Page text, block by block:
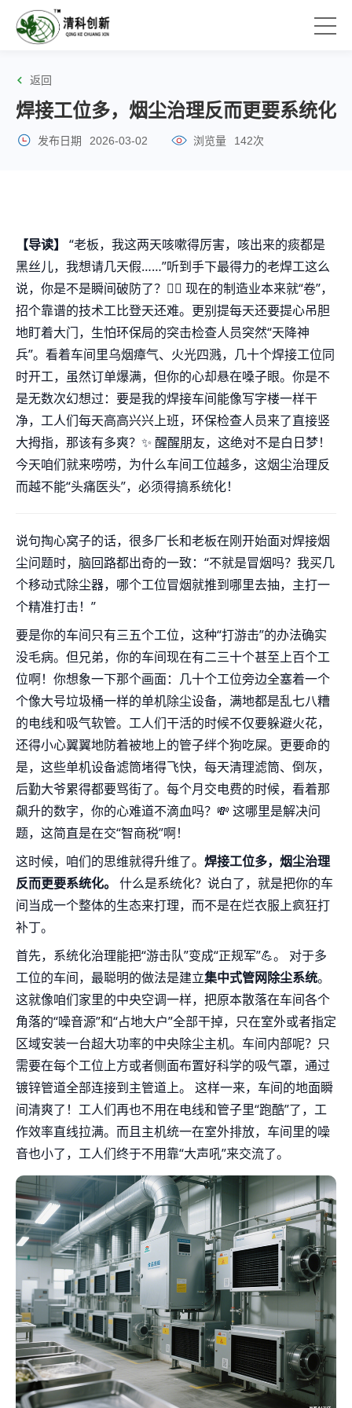
返回
焊接工位多，烟尘治理反而更要系统化
发布日期 2026-03-02 浏览量 142次
【导读】
“老板，我这两天咳嗽得厉害，咳出来的痰都是
黑丝儿，我想请几天假……”听到手下最得力的老焊工这么
说，你是不是瞬间破防了？🤦‍♂️ 现在的制造业本来就“卷”，
招个靠谱的技术工比登天还难。更别提每天还要提心吊胆
地盯着大门，生怕环保局的突击检查人员突然“天降神
兵”。看着车间里乌烟瘴气、火光四溅，几十个焊接工位同
时开工，虽然订单爆满，但你的心却悬在嗓子眼。你是不
是无数次幻想过：要是我的焊接车间能像写字楼一样干
净，工人们每天高高兴兴上班，环保检查人员来了直接竖
大拇指，那该有多爽？✨ 醒醒朋友，这绝对不是白日梦！
今天咱们就来唠唠，为什么车间工位越多，这烟尘治理反
而越不能“头痛医头”，必须得搞系统化！
说句掏心窝子的话，很多厂长和老板在刚开始面对焊接烟
尘问题时，脑回路都出奇的一致：“不就是冒烟吗？我买几
个移动式除尘器，哪个工位冒烟就推到哪里去抽，主打一
个精准打击！”
要是你的车间只有三五个工位，这种“打游击”的办法确实
没毛病。但兄弟，你的车间现在有二三十个甚至上百个工
位啊！你想象一下那个画面：几十个工位旁边全塞着一个
个像大号垃圾桶一样的单机除尘设备，满地都是乱七八糟
的电线和吸气软管。工人们干活的时候不仅要躲避火花，
还得小心翼翼地防着被地上的管子绊个狗吃屎。更要命的
是，这些单机设备滤筒堵得飞快，每天清理滤筒、倒灰，
后勤大爷累得都要骂街了。每个月交电费的时候，看着那
飙升的数字，你的心难道不滴血吗？💸 这哪里是解决问
题，这简直是在交“智商税”啊！
这时候，咱们的思维就得升维了。 焊接工位多，烟尘治理
反而更要系统化。 什么是系统化？说白了，就是把你的车
间当成一个整体的生态来打理，而不是在烂衣服上疯狂打
补丁。
首先，系统化治理能把“游击队”变成“正规军”💪。 对于多
工位的车间，最聪明的做法是建立集中式管网除尘系统。
这就像咱们家里的中央空调一样，把原本散落在车间各个
角落的“噪音源”和“占地大户”全部干掉，只在室外或者指定
区域安装一台超大功率的中央除尘主机。车间内部呢？只
需要在每个工位上方或者侧面布置好科学的吸气罩，通过
镀锌管道全部连接到主管道上。 这样一来，车间的地面瞬
间清爽了！工人们再也不用在电线和管子里“跑酷”了，工
作效率直线拉满。而且主机统一在室外排放，车间里的噪
音也小了，工人们终于不用靠“大声吼”来交流了。